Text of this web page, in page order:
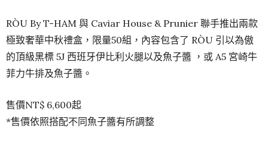
RÒU By T-HAM 與 Caviar House & Prunier 聯手推出兩款
極致奢華中秋禮盒，限量50組，內容包含了 RÒU 引以為傲
的頂級黑標 5J 西班牙伊比利火腿以及魚子醬 ，或 A5 宮崎牛
菲力牛排及魚子醬。
售價NT$ 6,600起
*售價依照搭配不同魚子醬有所調整